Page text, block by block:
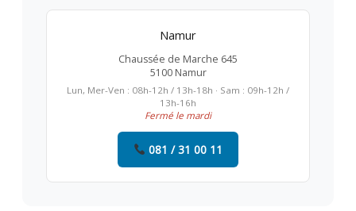
Namur
Chaussée de Marche 645
5100 Namur
Lun, Mer-Ven : 08h-12h / 13h-18h · Sam : 09h-12h /
13h-16h
Fermé le mardi
081 / 31 00 11